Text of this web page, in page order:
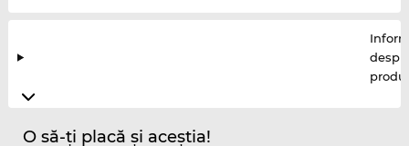
O să-ți placă și aceștia!